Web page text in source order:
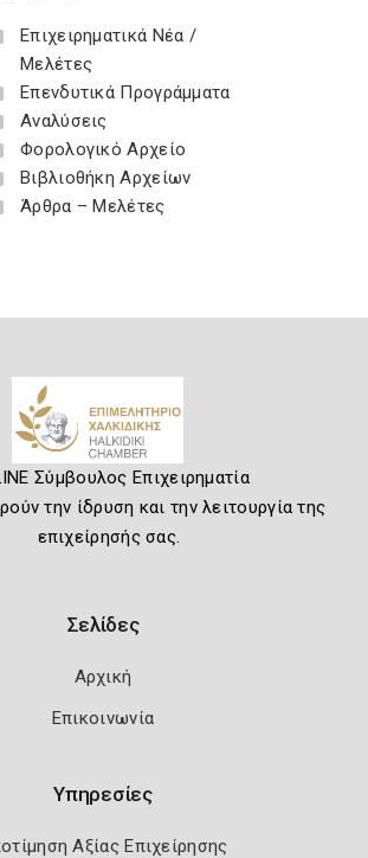
Επιχειρηματικά Νέα /
Μελέτες
Επενδυτικά Προγράμματα
Αναλύσεις
Φορολογικό Αρχείο
Βιβλιοθήκη Αρχείων
Άρθρα – Μελέτες
Σύμβουλος Επιχειρηματία
την ίδρυση και την λειτουργία της
επιχείρησής σας.
Σελίδες
Αρχική
Επικοινωνία
Υπηρεσίες
Αξίας Επιχείρησης